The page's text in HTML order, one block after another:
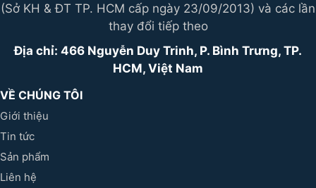
(Sở KH & ĐT TP. HCM cấp ngày 23/09/2013) và các lần
thay đổi tiếp theo
Địa chỉ: 466 Nguyễn Duy Trinh, P. Bình Trưng, TP.
HCM, Việt Nam
VỀ CHÚNG TÔI
Giới thiệu
Tin tức
Sản phẩm
Liên hệ